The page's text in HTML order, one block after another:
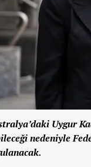
Uygur
nedeniyle